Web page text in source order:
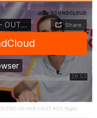
OLHAR CAST #O1 Right